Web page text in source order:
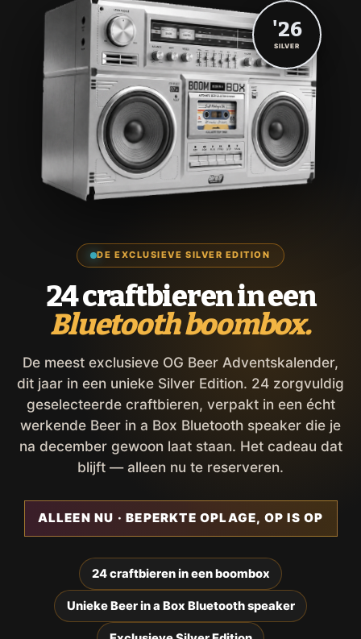
DE EXCLUSIEVE SILVER EDITION
24 craftbieren in een
Bluetooth boombox.
De meest exclusieve OG Beer Adventskalender,
dit jaar in een unieke Silver Edition. 24 zorgvuldig
geselecteerde craftbieren, verpakt in een écht
werkende Beer in a Box Bluetooth speaker die je
na december gewoon laat staan. Het cadeau dat
blijft — alleen nu te reserveren.
ALLEEN NU · BEPERKTE OPLAGE, OP IS OP
24 craftbieren in een boombox
Unieke Beer in a Box Bluetooth speaker
'26
SILVER